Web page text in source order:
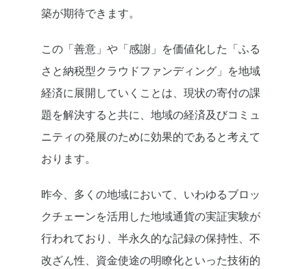
築が期待できます。
この「善意」や「感謝」を価値化した「ふる
さと納税型クラウドファンディング」を地域
経済に展開していくことは、現状の寄付の課
題を解決すると共に、地域の経済及びコミュ
ニティの発展のために効果的であると考えて
おります。
昨今、多くの地域において、いわゆるブロッ
クチェーンを活用した地域通貨の実証実験が
行われており、半永久的な記録の保持性、不
改ざん性、資金使途の明瞭化といった技術的